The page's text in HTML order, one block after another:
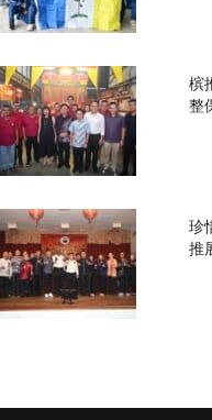
槟
整
珍
推